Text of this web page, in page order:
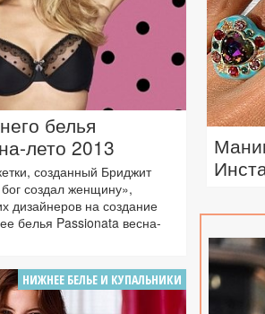
белья
лето 2013
созданный Бриджит
создал женщину»,
дизайнеров на создание
белья Passionata весна-
НИЖНЕЕ БЕЛЬЕ И КУПАЛЬНИКИ